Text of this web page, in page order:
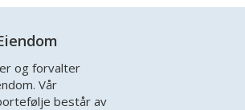
og forvalter
Vår
består av